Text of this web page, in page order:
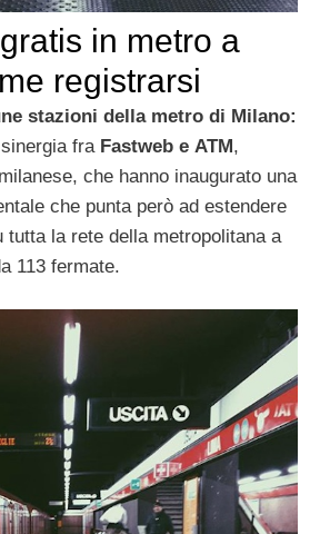
in metro a
registrarsi
stazioni della metro di Milano:
fra Fastweb e ATM,
che hanno inaugurato una
che punta però ad estendere
la rete della metropolitana a
113 fermate.